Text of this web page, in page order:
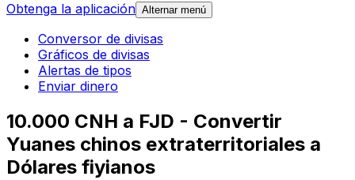
Obtenga la aplicación Alternar menú
Conversor de divisas
Gráficos de divisas
Alertas de tipos
Enviar dinero
10.000 CNH a FJD - Convertir
Yuanes chinos extraterritoriales a
Dólares fiyianos